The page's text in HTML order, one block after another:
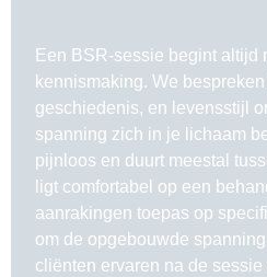
Een BSR-sessie begint altijd
kennismaking. We
geschiedenis, en levensstijl
spanning zich in je lichaam
pijnloos en duurt meestal
ligt comfortabel op een
aanrakingen toepas op
om de opgebouwde
cliënten ervaren na de